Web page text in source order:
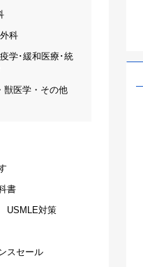
科
学･緩和医療･統
獣医学・その他
書
USMLE対策
スセール